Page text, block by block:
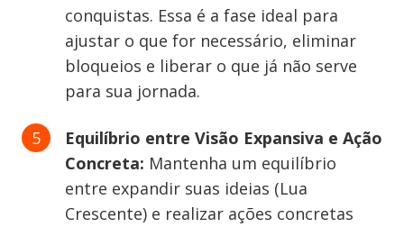
conquistas. Essa é a fase ideal para
ajustar o que for necessário, eliminar
bloqueios e liberar o que já não serve
para sua jornada.
Equilíbrio entre Visão Expansiva e Ação
Concreta: Mantenha um equilíbrio
entre expandir suas ideias (Lua
Crescente) e realizar ações concretas